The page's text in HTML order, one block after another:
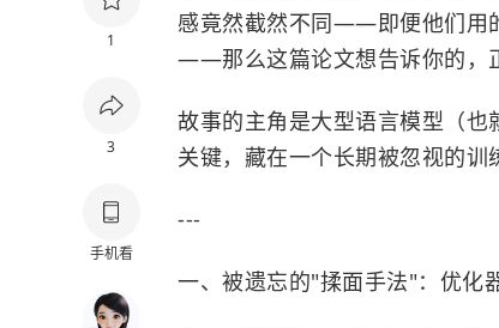
1
3
手机看
感竟然截然不同——即便他们用
——那么这篇论文想告诉你的，
故事的主角是大型语言模型（
关键，藏在一个长期被忽视的
---
一、被遗忘的"揉面手法"：优化